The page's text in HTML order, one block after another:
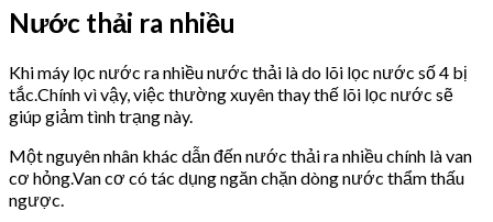
Nước thải ra nhiều
Khi máy lọc nước ra nhiều nước thải là do lõi lọc nước số 4 bị
tắc.Chính vì vậy, việc thường xuyên thay thế lõi lọc nước sẽ
giúp giảm tình trạng này.
Một nguyên nhân khác dẫn đến nước thải ra nhiều chính là van
cơ hỏng.Van cơ có tác dụng ngăn chặn dòng nước thẩm thấu
ngược.